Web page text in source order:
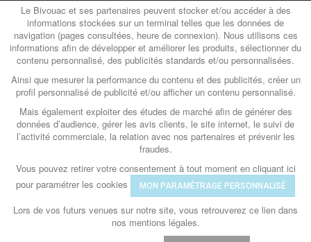
© Le Bivouac 2026 - Powered by QG & Com
MON COMPTE
CATÉGORIES
CONTACTS
Le Bivouac et ses partenaires peuvent stocker et/ou accéder à des
informations stockées sur un terminal telles que les données de
navigation (pages consultées, heure de connexion). Nous utilisons ces
informations afin de développer et améliorer les produits, sélectionner du
contenu personnalisé, des publicités standards et/ou personnalisées.
Ainsi que mesurer la performance du contenu et des publicités, créer un
profil personnalisé de publicité et/ou afficher un contenu personnalisé.
Mais également exploiter des études de marché afin de générer des
données d’audience, gérer les avis clients, le site internet, le suivi de
l’activité commerciale, la relation avec nos partenaires et prévenir les
fraudes.
Vous pouvez retirer votre consentement à tout moment en cliquant ici
pour paramétrer les cookies
MON PARAMÉTRAGE PERSONNALISÉ
Lors de vos futurs venues sur notre site, vous retrouverez ce lien dans
nos mentions légales.